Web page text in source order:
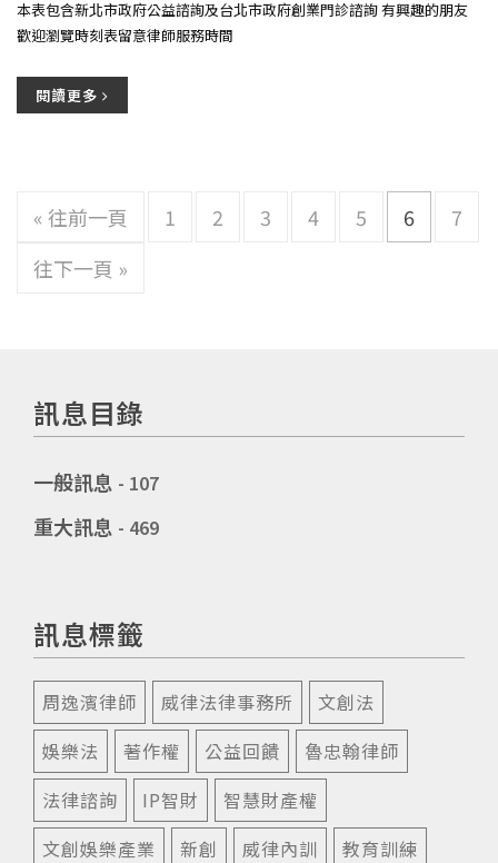
本表包含新北市政府公益諮詢及台北市政府創業門診諮詢 有興趣的朋友
歡迎瀏覽時刻表留意律師服務時間
閱讀更多
« 往前一頁 1 2 3 4 5 6
7
往下一頁 »
訊息目錄
一般訊息 - 107
重大訊息 - 469
訊息標籤
周逸濱律師 威律法律事務所
文創法
娛樂法
著作權 公益回饋
魯忠翰律師
法律諮詢
IP智財
智慧財產權
文創娛樂產業
新創 威律內訓
教育訓練